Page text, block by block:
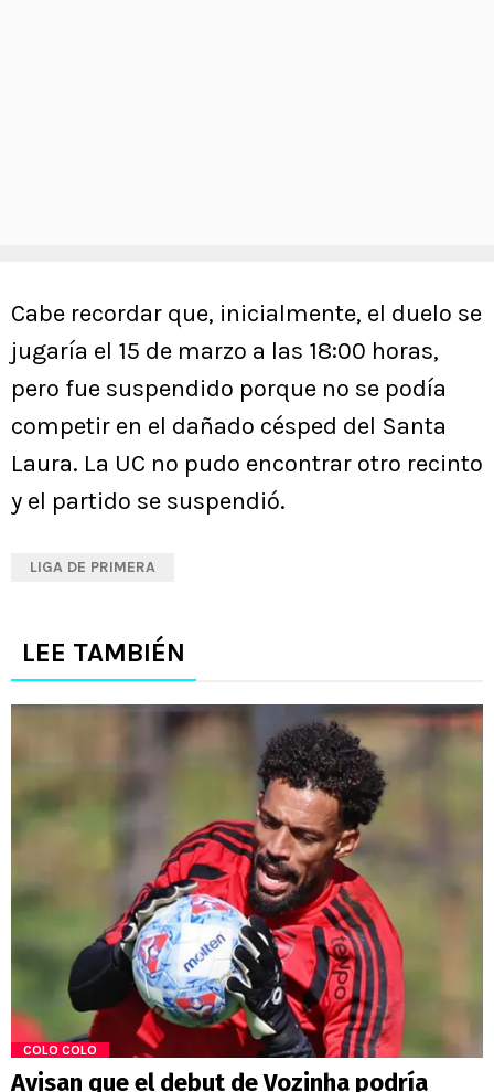
Cabe recordar que, inicialmente, el duelo se
jugaría el 15 de marzo a las 18:00 horas,
pero fue suspendido porque no se podía
competir en el dañado césped del Santa
Laura. La UC no pudo encontrar otro recinto
y el partido se suspendió.
LIGA DE PRIMERA
LEE TAMBIÉN
COLO COLO
Avisan que el debut de Vozinha podría